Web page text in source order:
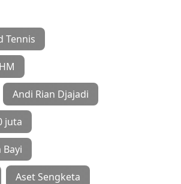
Tennis
Andi Rian Djajadi
juta
Aset Sengketa